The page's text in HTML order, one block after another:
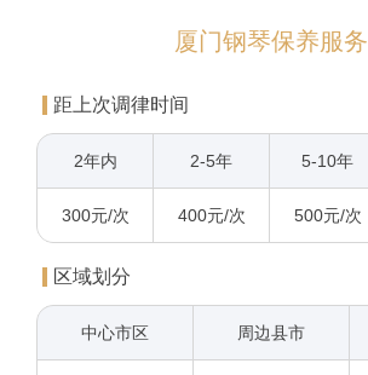
厦门钢琴保养服务
距上次调律时间
2年内 2-5年 5-10年
300元/次 400元/次 500元/次
区域划分
中心市区 周边县市